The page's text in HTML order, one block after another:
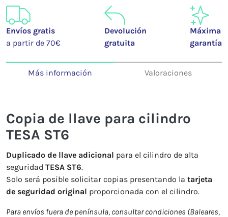
Envíos gratis
a partir de 70€
Devolución
gratuita
Máxima
garantía
Más información Valoraciones
Copia de llave para cilindro
TESA ST6
Duplicado de llave adicional para el cilindro de alta
seguridad TESA ST6.
Solo será posible solicitar copias presentando la tarjeta
de seguridad original proporcionada con el cilindro.
Para envíos fuera de península, consultar condiciones (Baleares,